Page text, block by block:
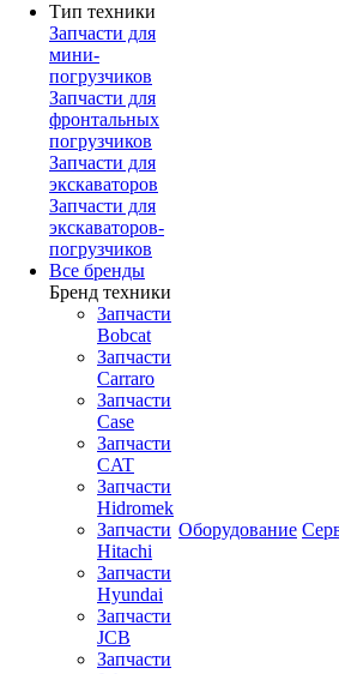
Тип техники
Запчасти для
мини-
погрузчиков
Запчасти для
фронтальных
погрузчиков
Запчасти для
экскаваторов
Запчасти для
экскаваторов-
погрузчиков
Все бренды
Бренд техники
Запчасти
Bobcat
Запчасти
Carraro
Запчасти
Case
Запчасти
CAT
Запчасти
Hidromek
Запчасти
Hitachi
Запчасти
Hyundai
Запчасти
JCB
Запчасти
Оборудование